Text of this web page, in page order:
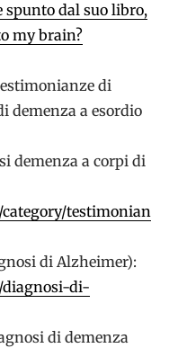
spunto dal suo libro,
my brain?
di
demenza a esordio
demenza a corpi di
testimonian
di Alzheimer):
di-
di demenza